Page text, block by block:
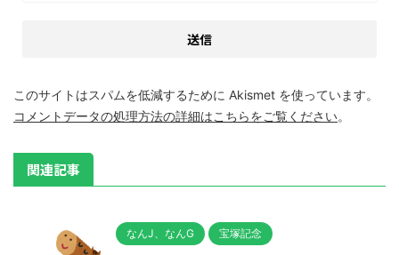
このサイトはスパムを低減するために Akismet を使っています。
コメントデータの処理方法の詳細はこちらをご覧ください。
関連記事
なんJ、なんG 宝塚記念